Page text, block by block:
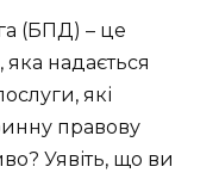
(БПД) – це
надається
які
правову
Уявіть, що ви